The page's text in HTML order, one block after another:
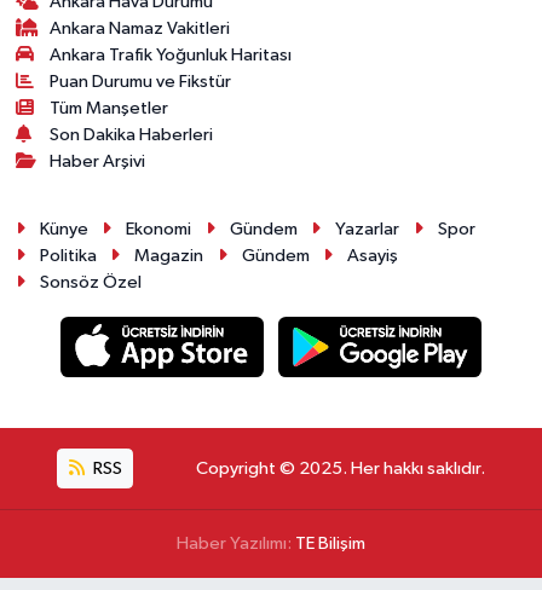
Ankara Namaz Vakitleri
Ankara Trafik Yoğunluk Haritası
Puan Durumu ve Fikstür
Tüm Manşetler
Son Dakika Haberleri
Haber Arşivi
Künye Ekonomi Gündem Yazarlar
Spor
Politika
Magazin Gündem
Asayiş
Sonsöz Özel
RSS Copyright © 2025. Her hakkı saklıdır.
Haber Yazılımı: TE Bilişim